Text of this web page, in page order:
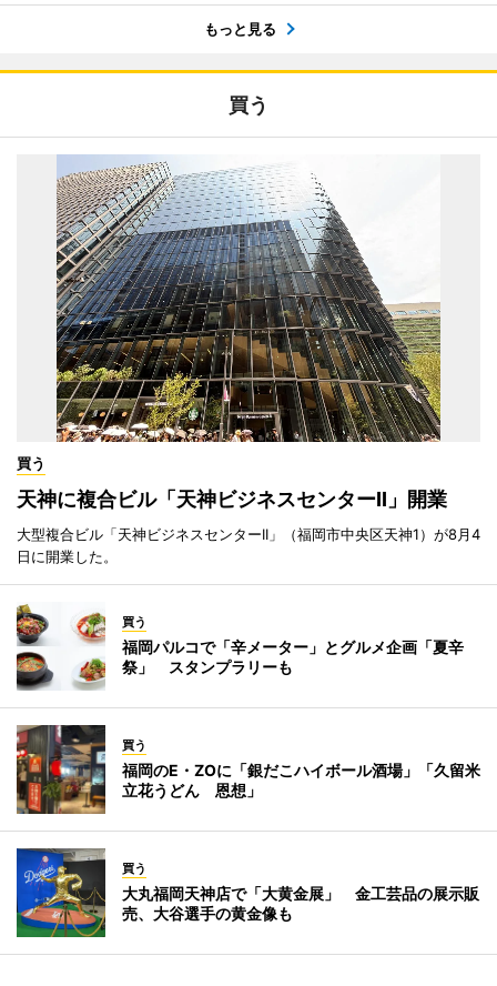
もっと見る
買う
買う
天神に複合ビル「天神ビジネスセンターII」開業
大型複合ビル「天神ビジネスセンターII」（福岡市中央区天神1）が8月4
日に開業した。
買う
福岡パルコで「辛メーター」とグルメ企画「夏辛
祭」 スタンプラリーも
買う
福岡のE・ZOに「銀だこハイボール酒場」「久留米
立花うどん 恩想」
買う
大丸福岡天神店で「大黄金展」 金工芸品の展示販
売、大谷選手の黄金像も